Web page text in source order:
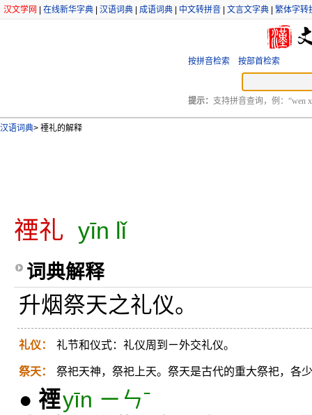
汉文学网 在线新华字典 汉语词典 成语词典 中文转拼音 文言文字典 繁体字转
按拼音检索 按部首检索
提示： 支持拼音查询，例：“wen
汉语词典> 禋礼的解释
禋礼 yīn lǐ
词典解释
升烟祭天之礼仪。
礼仪： 礼节和仪式：礼仪周到ㄧ外交礼仪。
祭天： 祭祀天神，祭祀上天。祭天是古代的重大祭祀，各
● 禋yīn ㄧㄣˉ